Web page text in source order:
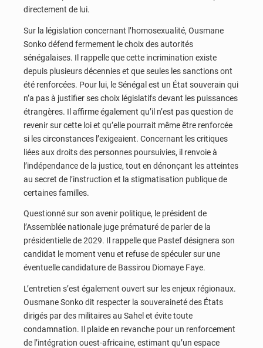
directement de lui.
Sur la législation concernant l’homosexualité, Ousmane
Sonko défend fermement le choix des autorités
sénégalaises. Il rappelle que cette incrimination existe
depuis plusieurs décennies et que seules les sanctions ont
été renforcées. Pour lui, le Sénégal est un État souverain qui
n’a pas à justifier ses choix législatifs devant les puissances
étrangères. Il affirme également qu’il n’est pas question de
revenir sur cette loi et qu’elle pourrait même être renforcée
si les circonstances l’exigeaient. Concernant les critiques
liées aux droits des personnes poursuivies, il renvoie à
l’indépendance de la justice, tout en dénonçant les atteintes
au secret de l’instruction et la stigmatisation publique de
certaines familles.
Questionné sur son avenir politique, le président de
l’Assemblée nationale juge prématuré de parler de la
présidentielle de 2029. Il rappelle que Pastef désignera son
candidat le moment venu et refuse de spéculer sur une
éventuelle candidature de Bassirou Diomaye Faye.
L’entretien s’est également ouvert sur les enjeux régionaux.
Ousmane Sonko dit respecter la souveraineté des États
dirigés par des militaires au Sahel et évite toute
condamnation. Il plaide en revanche pour un renforcement
de l’intégration ouest-africaine, estimant qu’un espace